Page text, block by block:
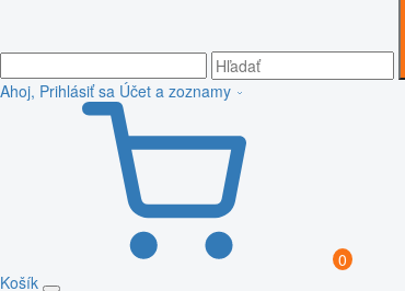
Ahoj, Prihlásiť sa Účet a zoznamy
0
Košík